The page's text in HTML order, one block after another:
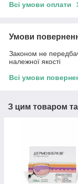
Всі умови оплати
Умови
Законом не
належної якості
Всі умови
З цим товаром